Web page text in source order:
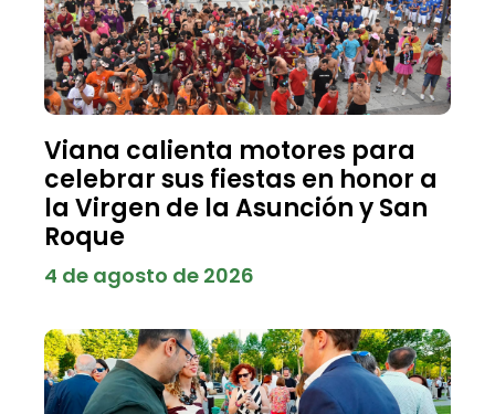
Viana calienta motores para
celebrar sus fiestas en honor a
la Virgen de la Asunción y San
Roque
4 de agosto de 2026